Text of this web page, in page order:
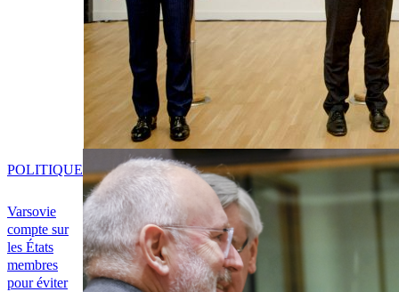
Varsovie
compte sur
les États
membres
pour éviter
POLITIQUE